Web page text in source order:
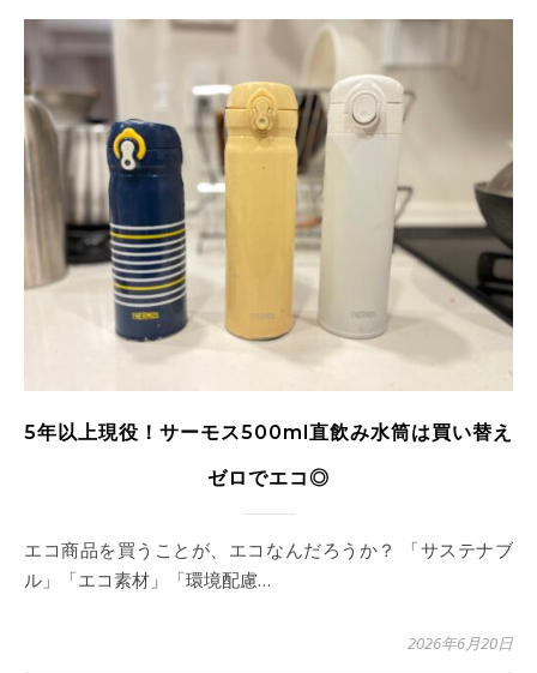
5年以上現役！サーモス500ml直飲み水筒は買い替え
ゼロでエコ◎
エコ商品を買うことが、エコなんだろうか？ 「サステナブ
ル」「エコ素材」「環境配慮…
2026年6月20日